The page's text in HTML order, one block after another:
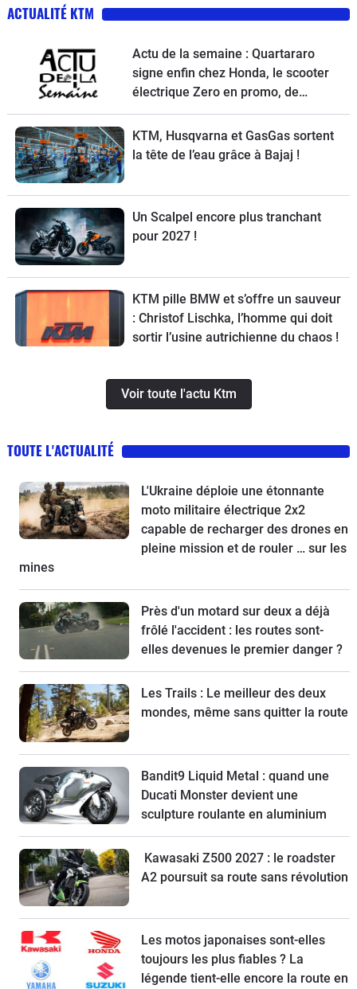
ACTUALITÉ KTM
Actu de la semaine : Quartararo
signe enfin chez Honda, le scooter
électrique Zero en promo, de
nouvelles obligations pour les
trottinettes, un Chinois ambitieux et
KTM à la relance
KTM, Husqvarna et GasGas sortent
la tête de l’eau grâce à Bajaj !
Un Scalpel encore plus tranchant
pour 2027 !
KTM pille BMW et s’offre un sauveur
: Christof Lischka, l’homme qui doit
sortir l’usine autrichienne du chaos !
Voir toute l'actu Ktm
TOUTE L'ACTUALITÉ
L'Ukraine déploie une étonnante
moto militaire électrique 2x2
capable de recharger des drones en
pleine mission et de rouler … sur les
mines
Près d'un motard sur deux a déjà
frôlé l'accident : les routes sont-
elles devenues le premier danger ?
Les Trails : Le meilleur des deux
mondes, même sans quitter la route
Bandit9 Liquid Metal : quand une
Ducati Monster devient une
sculpture roulante en aluminium
Kawasaki Z500 2027 : le roadster
A2 poursuit sa route sans révolution
Les motos japonaises sont-elles
toujours les plus fiables ? La
légende tient-elle encore la route en